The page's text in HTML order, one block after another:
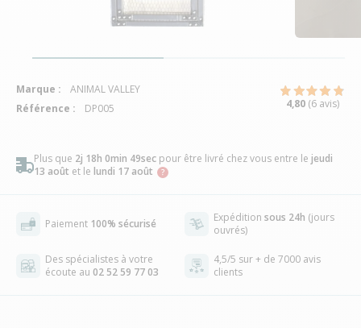
Plus que 2j 18h 0min 48sec pour être livré chez vous entre le jeudi
13 août et le lundi 17 août
Paiement 100% sécurisé Expédition sous 24h (jours
ouvrés)
Des spécialistes à votre
écoute au 02 52 59 77 03
4,5/5 sur + de 7000 avis
clients
Marque :
ANIMAL VALLEY
Référence :
DP005 4,80 (6 avis)